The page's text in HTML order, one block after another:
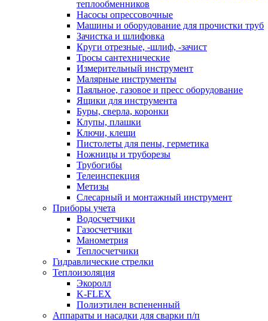
теплообменников
Насосы опрессовочные
Машины и оборудование для прочистки труб
Зачистка и шлифовка
Круги отрезные, -шлиф, -зачист
Тросы сантехнические
Измерительный инструмент
Малярные инструменты
Паяльное, газовое и пресс оборудование
Ящики для инструмента
Буры, сверла, коронки
Клупы, плашки
Ключи, клещи
Пистолеты для пены, герметика
Ножницы и труборезы
Трубогибы
Телеинспекция
Метизы
Слесарный и монтажный инструмент
Приборы учета
Водосчетчики
Газосчетчики
Манометрия
Теплосчетчики
Гидравлические стрелки
Теплоизоляция
Экоролл
K-FLEX
Полиэтилен вспененный
Аппараты и насадки для сварки п/п